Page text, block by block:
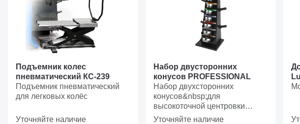
Подъемник колес
пневматический КС-239
Подъемник пневматический
для легковых колёс
Уточняйте наличие
Набор двусторонних
конусов PROFESSIONAL
Набор двухсторонних
конусов&nbsp;для
высокоточной центровки
колеса на балансировочном
Уточняйте наличие